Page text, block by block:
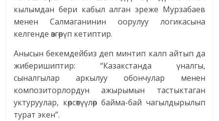
кылымдан бери кабыл алган эреже Мурзабаев
менен Салмаганинин оорулуу логикасына
келгенде өзгөрүп кетиптир.
Анысын бекемдейбиз деп минтип калп айтып да
жиберишиптир: “Казакстанда үналгы,
сыналгылар аркылуу обончулар менен
композиторлордун ажырымын тастыктаган
уктуруулар, көрсөтүүлөр байма-бай чагылдырылып
турат экен”.